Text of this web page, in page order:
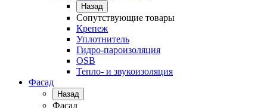
Назад
Сопутствующие товары
Крепеж
Уплотнитель
Гидро-пароизоляция
OSB
Тепло- и звукоизоляция
Фасад
Назад
Фасад